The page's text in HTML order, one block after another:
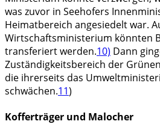
was zuvor in Seehofers
Heimatbereich angesiedelt war.
Wirtschaftsministerium könnten
transferiert werden.10) Dann
Zuständigkeitsbereich der
die ihrerseits das
schwächen.11)
Kofferträger und Malocher